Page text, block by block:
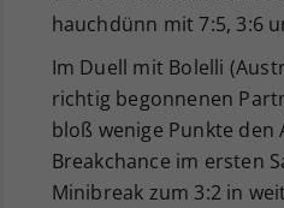
hauchdünn mit 7:5, 3:6
Im Duell mit Bolelli
richtig begonnenen
bloß wenige Punkte den
Breakchance im ersten
Minibreak zum 3:2 in